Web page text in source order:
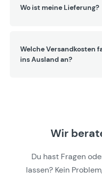
Wo ist meine Lieferung?
Welche Versandkosten
ins Ausland an?
Wir
Du hast Fragen
lassen? Kein